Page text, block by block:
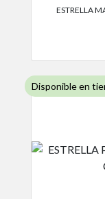
ESTRELLA
Disponible en